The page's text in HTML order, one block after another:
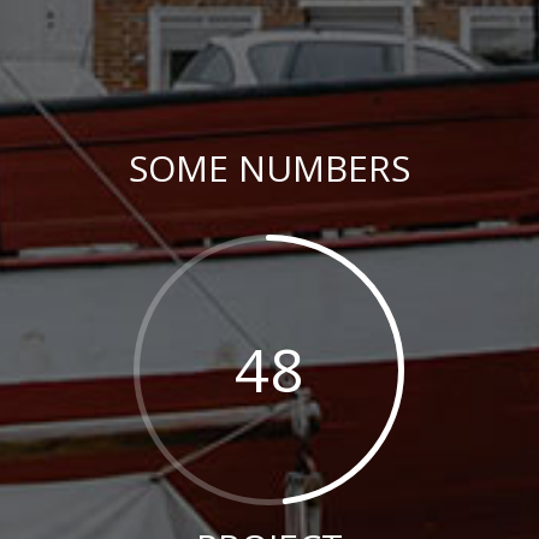
SOME NUMBERS
48